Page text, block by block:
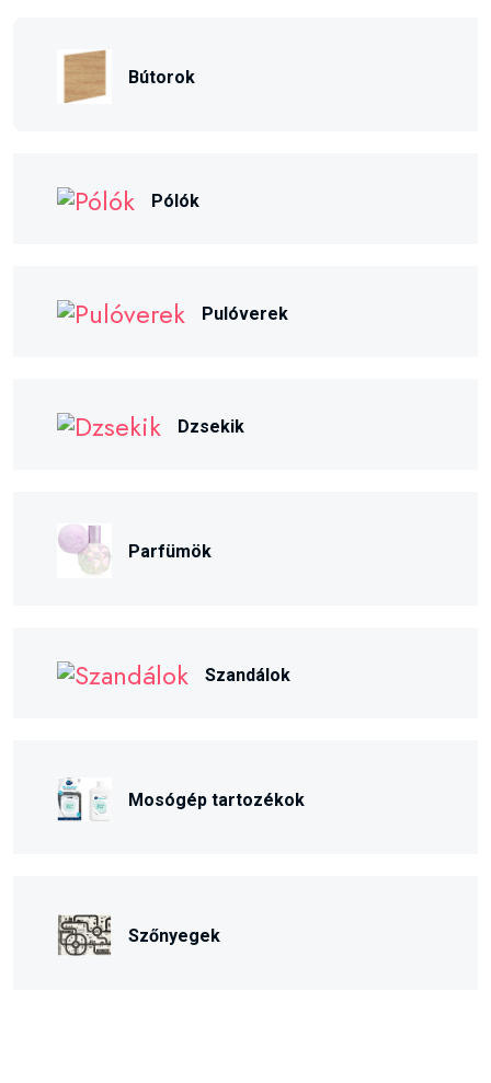
Bútorok
Pólók
Pulóverek
Dzsekik
Parfümök
Szandálok
Mosógép tartozékok
Szőnyegek